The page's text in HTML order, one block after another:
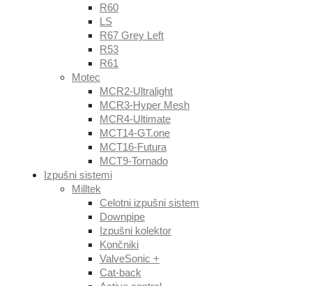
R60
LS
R67 Grey Left
R53
R61
Motec
MCR2-Ultralight
MCR3-Hyper Mesh
MCR4-Ultimate
MCT14-GT.one
MCT16-Futura
MCT9-Tornado
Izpušni sistemi
Milltek
Celotni izpušni sistem
Downpipe
Izpušni kolektor
Končniki
ValveSonic +
Cat-back